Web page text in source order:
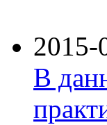
2015-
В